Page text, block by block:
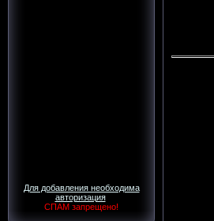
Для добавления необходима
авторизация
СПАМ запрещено!